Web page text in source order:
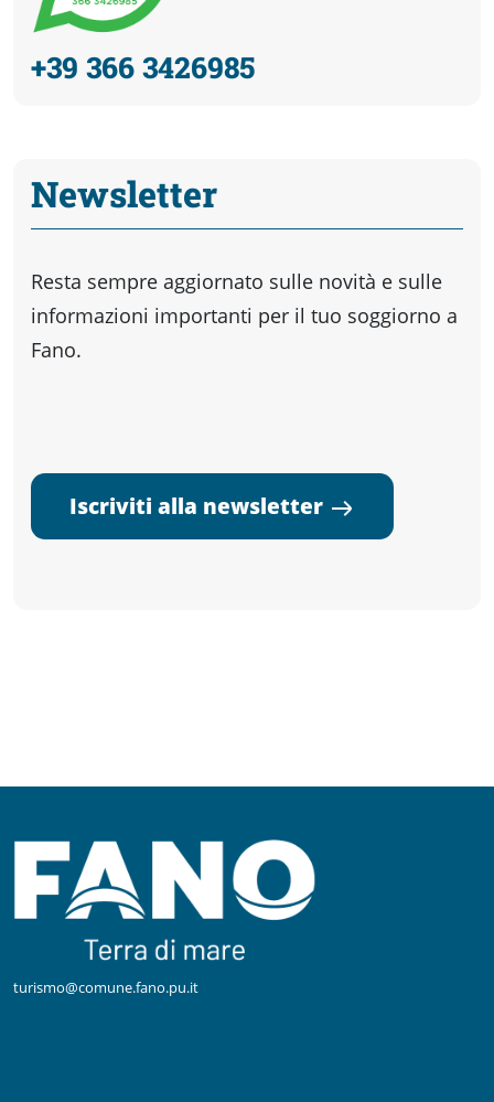
+39 366 3426985
Newsletter
Resta sempre aggiornato sulle novità e sulle
informazioni importanti per il tuo soggiorno a
Fano.
Iscriviti alla newsletter
turismo@comune.fano.pu.it